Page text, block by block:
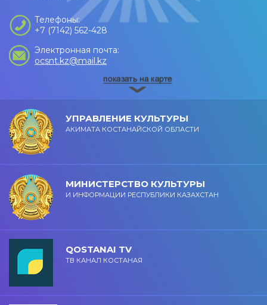
Телефоны:
+7 (7142) 562-428
Электронная почта:
ocsnt.kz@mail.kz
УПРАВЛЕНИЕ КУЛЬТУРЫ
АКИМАТА КОСТАНАЙСКОЙ ОБЛАСТИ
МИНИСТЕРСТВО КУЛЬТУРЫ
И ИНФОРМАЦИИ РЕСПУБЛИКИ КАЗАХСТАН
QOSTANAI TV
ТВ КАНАЛ КОСТАНАЯ